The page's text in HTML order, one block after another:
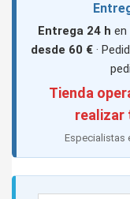
Entrega 24 h en
desde 60 € ·
Tienda
realizar
Especialistas